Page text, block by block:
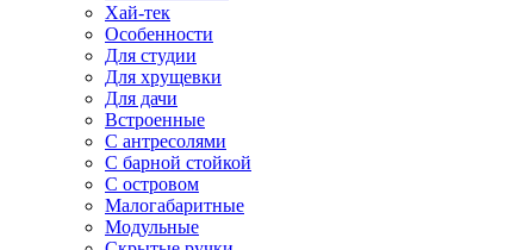
Хай-тек
Особенности
Для студии
Для хрущевки
Для дачи
Встроенные
С антресолями
С барной стойкой
С островом
Малогабаритные
Модульные